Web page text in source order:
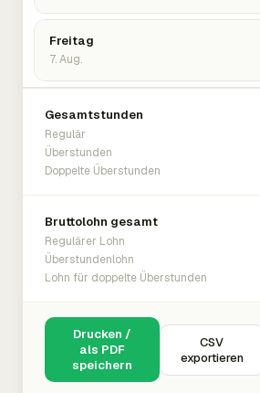
Freitag
7. Aug.
Gesamtstunden
Regulär
Überstunden
Doppelte Überstunden
Bruttolohn gesamt
Regulärer Lohn
Überstundenlohn
Lohn für doppelte Überstunden
Drucken /
als PDF
speichern
CSV
exportieren